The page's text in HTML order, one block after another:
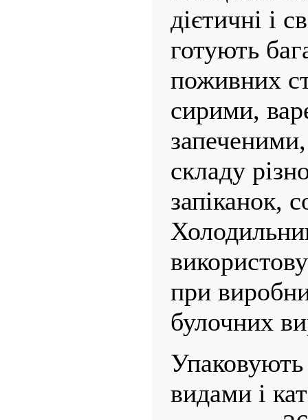
дієтичні і
готують
поживних
сирими,
складу
запіканок,
при
булочних
видами і